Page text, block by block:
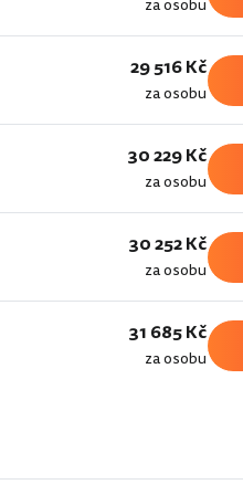
za osobu
29 516 Kč
za osobu
30 229 Kč
za osobu
30 252 Kč
za osobu
31 685 Kč
za osobu